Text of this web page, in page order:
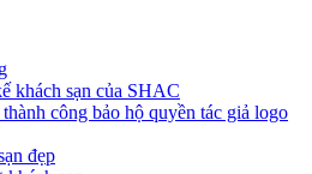
khách sạn của SHAC
công bảo hộ quyền tác giả logo
đẹp